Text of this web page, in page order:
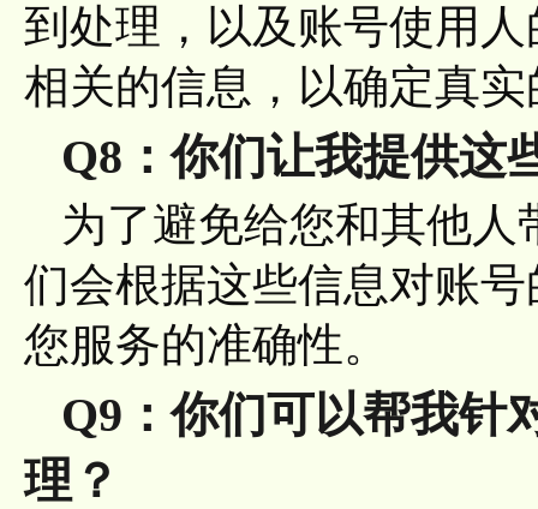
到处理，以及账号使用
相关的信息，以确定真
Q8：你们让我提供这
为了避免给您和其他
们会根据这些信息对账
您服务的准确性。
Q9：你们可以帮我针
理？